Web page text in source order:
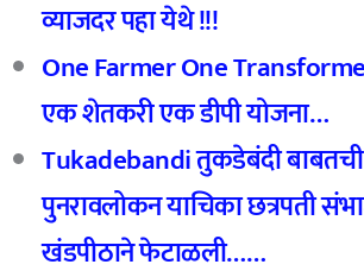
व्याजदर पहा येथे !!!
One Farmer One
एक शेतकरी एक डीपी योजना…
Tukadebandi तुकडेबंदी
पुनरावलोकन याचिका छत्रपती
खंडपीठाने फेटाळली……